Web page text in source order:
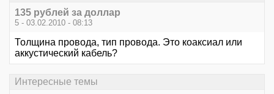
135 рублей за доллар
5 - 03.02.2010 - 08:13
Толщина провода, тип провода. Это коаксиал или
аккустический кабель?
Интересные темы